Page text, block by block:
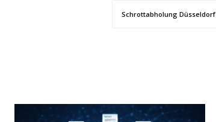
Schrottabholung Düsseldorf